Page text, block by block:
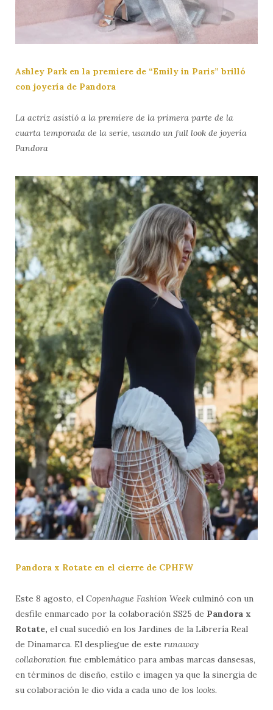
Ashley Park en la premiere de “Emily in Paris” brilló
con joyería de Pandora
La actriz asistió a la premiere de la primera parte de la
cuarta temporada de la serie, usando un full look de joyería
Pandora
Pandora x Rotate en el cierre de CPHFW
Este 8 agosto, el Copenhague Fashion Week culminó con un
desfile enmarcado por la colaboración SS25 de Pandora x
Rotate, el cual sucedió en los Jardines de la Librería Real
de Dinamarca. El despliegue de este runaway
collaboration fue emblemático para ambas marcas dansesas,
en términos de diseño, estilo e imagen ya que la sinergia de
su colaboración le dio vida a cada uno de los looks.